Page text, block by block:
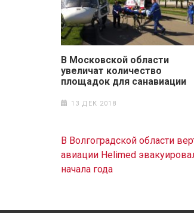
В Московской области
увеличат количество
площадок для санавиации
13 ДЕК 2018
Навигация
по
записям
В Волгоградской области
авиации Helimed
начала года